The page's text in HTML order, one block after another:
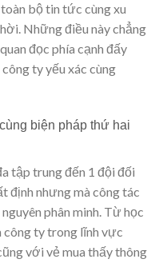
bộ tin tức cùng xu
Những điều này chẳng
đọc phía cạnh đấy
ty yếu xác cùng
biện pháp thứ hai
tập trung đến 1 đội đối
định nhưng mà công tác
phân minh. Từ học
công ty trong lĩnh vực
với vẻ mua thấy thông